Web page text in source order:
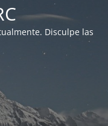
Disculpe las